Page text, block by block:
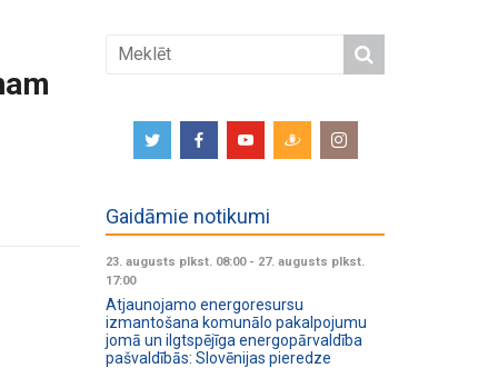
Gaidāmie notikumi
23. augusts plkst. 08:00- 27. augusts plkst.
17:00
Atjaunojamo energoresursu
izmantošana komunālo pakalpojumu
jomā un ilgtspējīga energopārvaldība
pašvaldībās: Slovēnijas pieredze